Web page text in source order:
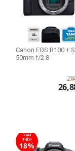
Canon EOS R100 +
50mm f/2.8
GIẢM
THÊM
18%